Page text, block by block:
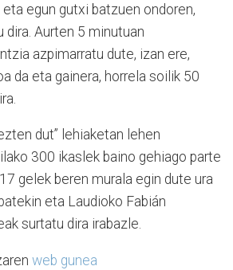
eta egun gutxi batzuen ondoren,
dira. Aurten 5 minutuan
azpimarratu dute, izan ere,
da eta gainera, horrela soilik 50
dut” lehiaketan lehen
300 ikaslek baino gehiago parte
gelek beren murala egin dute ura
eta Laudioko Fabián
surtatu dira irabazle.
web gunea